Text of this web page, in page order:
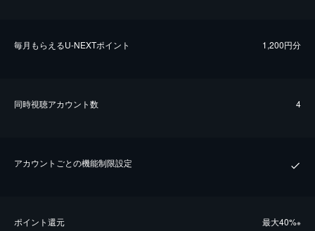
毎⽉もらえるU-NEXTポイント 1,200円分
同時視聴アカウント数 4
アカウントごとの機能制限設定
ポイント還元 最⼤40%※